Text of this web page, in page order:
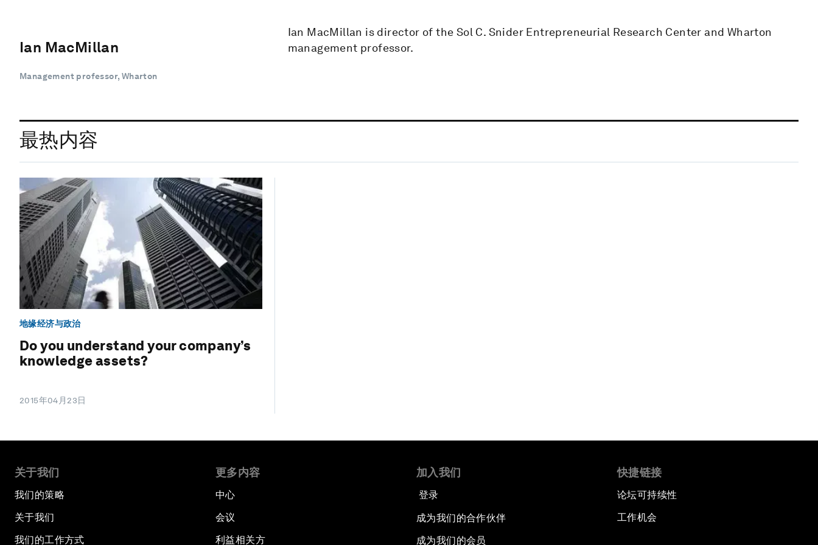
Ian MacMillan
Management professor, Wharton
Ian MacMillan is director of the Sol C. Snider Entrepreneurial Research Center and Wharton
management professor.
最热内容
地缘经济与政治
Do you understand your company’s
knowledge assets?
2015年04月23日
关于我们
我们的策略
关于我们
我们的工作方式
更多内容
中心
会议
利益相关方
加入我们
登录
成为我们的合作伙伴
成为我们的会员
快捷链接
论坛可持续性
工作机会